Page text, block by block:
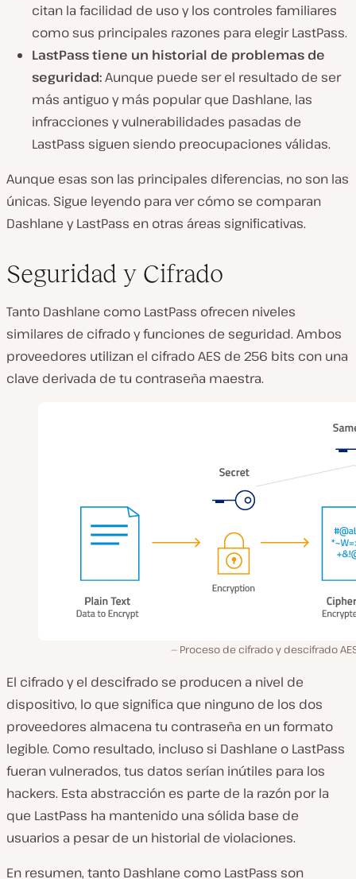
citan la facilidad de uso y los controles familiares
como sus principales razones para elegir LastPass.
LastPass tiene un historial de problemas de
seguridad:Aunque puede ser el resultado de ser
más antiguo y más popular que Dashlane, las
infracciones y vulnerabilidades pasadas de
LastPass siguen siendo preocupaciones válidas.
Aunque esas son las principales diferencias, no son las
únicas. Sigue leyendo para ver cómo se comparan
Dashlane y LastPass en otras áreas significativas.
Seguridad y Cifrado
Tanto Dashlane como LastPass ofrecen niveles
similares de cifrado y funciones de seguridad. Ambos
proveedores utilizan el cifrado AES de 256 bits con una
clave derivada de tu contraseña maestra.
Proceso de cifrado y descifrado
El cifrado y el descifrado se producen a nivel de
dispositivo, lo que significa que ninguno de los dos
proveedores almacena tu contraseña en un formato
legible. Como resultado, incluso si Dashlane o LastPass
fueran vulnerados, tus datos serían inútiles para los
hackers. Esta abstracción es parte de la razón por la
que LastPass ha mantenido una sólida base de
usuarios a pesar de un historial de violaciones.
En resumen, tanto Dashlane como LastPass son